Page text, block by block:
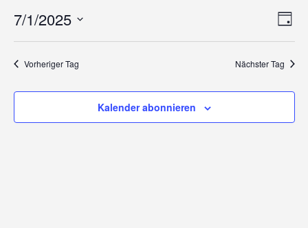
1,
2025 Tag
7/1/2025
Vorheriger Tag Nächster Tag
Kalender abonnieren